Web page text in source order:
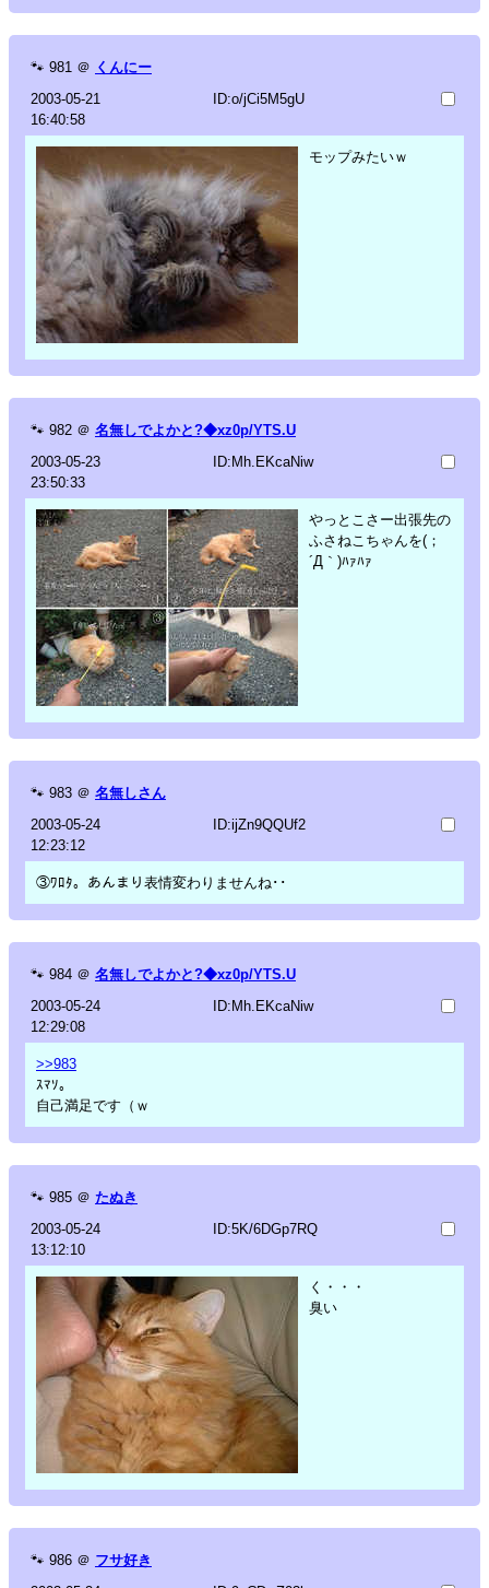
🐾 981 ＠ くんにー
2003-05-21
16:40:58
ID:o/jCi5M5gU
モップみたいｗ
🐾 982 ＠ 名無しでよかと?◆xz0p/YTS.U
2003-05-23
23:50:33
ID:Mh.EKcaNiw
やっとこさー出張先の
ふさねこちゃんを(；
´Д｀)ﾊｧﾊｧ
🐾 983 ＠ 名無しさん
2003-05-24
12:23:12
ID:ijZn9QQUf2
③ﾜﾛﾀ。あんまり表情変わりませんね･･
🐾 984 ＠ 名無しでよかと?◆xz0p/YTS.U
2003-05-24
12:29:08
ID:Mh.EKcaNiw
>>983
ｽﾏｿ。
自己満足です（ｗ
🐾 985 ＠ たぬき
2003-05-24
13:12:10
ID:5K/6DGp7RQ
く・・・
臭い
🐾 986 ＠ フサ好き